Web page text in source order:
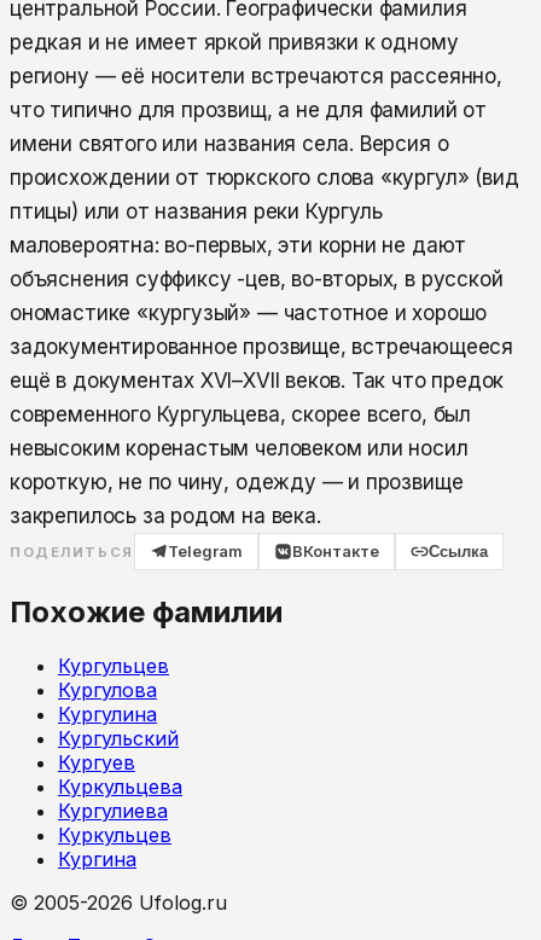
центральной России. Географически фамилия
редкая и не имеет яркой привязки к одному
региону — её носители встречаются рассеянно,
что типично для прозвищ, а не для фамилий от
имени святого или названия села. Версия о
происхождении от тюркского слова «кургул» (вид
птицы) или от названия реки Кургуль
маловероятна: во-первых, эти корни не дают
объяснения суффиксу -цев, во-вторых, в русской
ономастике «кургузый» — частотное и хорошо
задокументированное прозвище, встречающееся
ещё в документах XVI–XVII веков. Так что предок
современного Кургульцева, скорее всего, был
невысоким коренастым человеком или носил
короткую, не по чину, одежду — и прозвище
закрепилось за родом на века.
ПОДЕЛИТЬСЯ Telegram ВКонтакте Ссылка
Похожие фамилии
Кургульцев
Кургулова
Кургулина
Кургульский
Кургуев
Куркульцева
Кургулиева
Куркульцев
Кургина
© 2005-2026 Ufolog.ru